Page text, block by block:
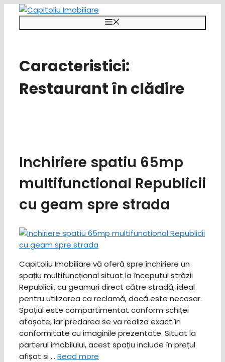
conținut
Caracteristici:
Restaurant în clădire
Inchiriere spatiu 65mp
multifunctional Republicii
cu geam spre strada
Capitoliu Imobiliare vă oferă spre închiriere un
spațiu multifuncțional situat la începutul străzii
Republicii, cu geamuri direct către stradă, ideal
pentru utilizarea ca reclamă, dacă este necesar.
Spațiul este compartimentat conform schiței
atașate, iar predarea se va realiza exact în
conformitate cu imaginile prezentate. Situat la
parterul imobilului, acest spațiu include în prețul
afișat si … Read more